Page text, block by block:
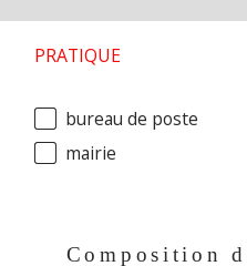
PRATIQUE
bureau de poste
mairie
Composition